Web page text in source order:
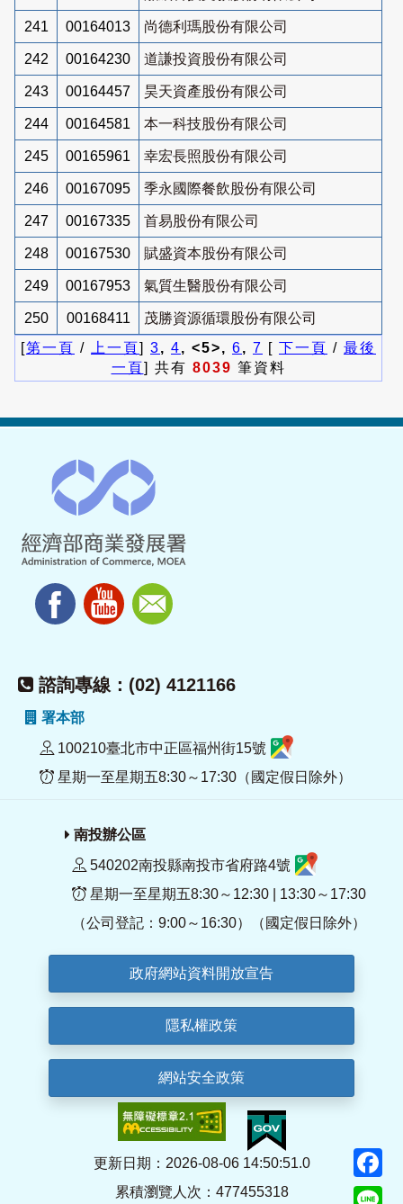
241 00164013 尚德利瑪股份有限公司
242 00164230 道謙投資股份有限公司
243 00164457 昊天資產股份有限公司
244 00164581 本一科技股份有限公司
245 00165961 幸宏長照股份有限公司
246 00167095 季永國際餐飲股份有限公司
247 00167335 首易股份有限公司
248 00167530 賦盛資本股份有限公司
249 00167953 氣質生醫股份有限公司
250 00168411
茂勝資源循環股份有限公司
[第一頁 / 上一頁] 3, 4, <5>, 6, 7 [ 下一頁 / 最後
一頁] 共有 8039 筆資料
諮詢專線：(02) 4121166
署本部
100210臺北市中正區福州街15號
星期一至星期五8:30～17:30（國定假日除外）
南投辦公區
540202南投縣南投市省府路4號
星期一至星期五8:30～12:30 | 13:30～17:30
（公司登記：9:00～16:30）（國定假日除外）
政府網站資料開放宣告
隱私權政策
網站安全政策
更新日期：2026-08-06 14:50:51.0
累積瀏覽人次：477455318